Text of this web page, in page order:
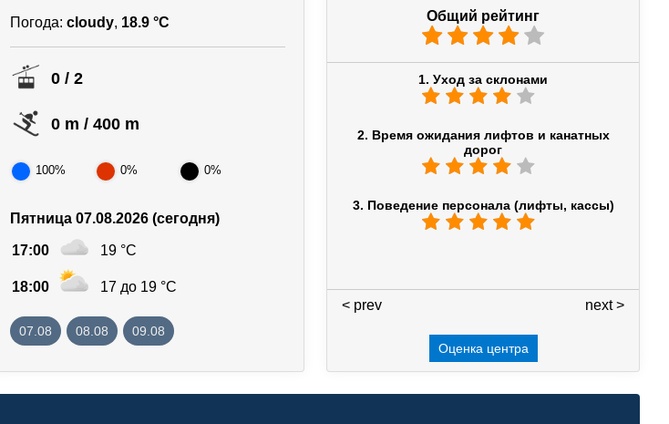
Погода: cloudy, 18.9 °C
0 / 2
0 m / 400 m
100% 0% 0%
Пятница 07.08.2026 (сегодня)
17:00 19 °C
18:00 17 до 19 °C
07.08 08.08 09.08
Общий рейтинг
1. Уход за склонами
2. Время ожидания лифтов и канатных
дорог
3. Поведение персонала (лифты, кассы)
next >
< prev
Оценка центра